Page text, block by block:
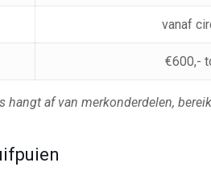
vanaf
€600,-
af van merkonderdelen,